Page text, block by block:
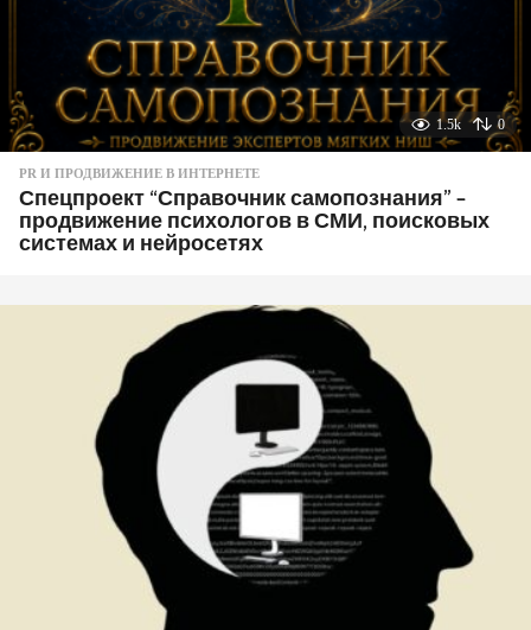
1.5k 0
PR И ПРОДВИЖЕНИЕ В ИНТЕРНЕТЕ
Спецпроект “Справочник самопознания” –
продвижение психологов в СМИ, поисковых
системах и нейросетях